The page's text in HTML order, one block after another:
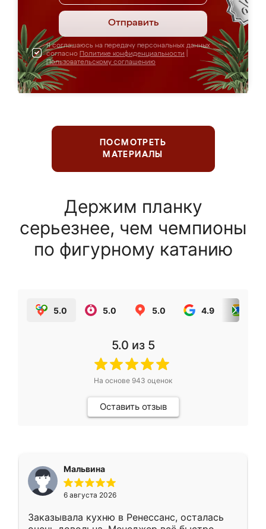
Отправить
Я соглашаюсь на передачу персональных данных
согласно Политике конфиденциальности
Пользовательскому соглашению
ПОСМОТРЕТЬ
МАТЕРИАЛЫ
Держим планку
серьезнее, чем чемпионы
по фигурному катанию
5.0 5.0 5.0 4.9
5.0 из 5
На основе 943 оценок
Оставить отзыв
Мальвина
6 августа 2026
Заказывала кухню в Ренессанс, осталась